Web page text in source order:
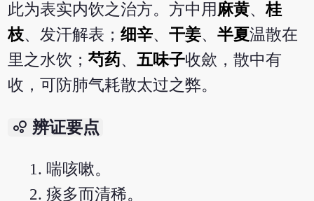
此为表实内饮之治方。方中用 麻黄、桂
枝、发汗解表；细辛、干姜、半夏温散在
里之水饮；芍药、五味子收歛，散中有
收，可防肺气耗散太过之弊。
bubble_chart 辨证要点
喘咳嗽。
痰多而清稀。